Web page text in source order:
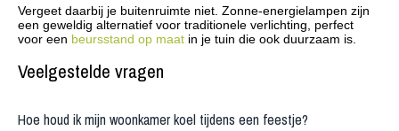
Vergeet daarbij je buitenruimte niet. Zonne-energielampen zijn
een geweldig alternatief voor traditionele verlichting, perfect
voor een beursstand op maat in je tuin die ook duurzaam is.
Veelgestelde vragen
Hoe houd ik mijn woonkamer koel tijdens een feestje?